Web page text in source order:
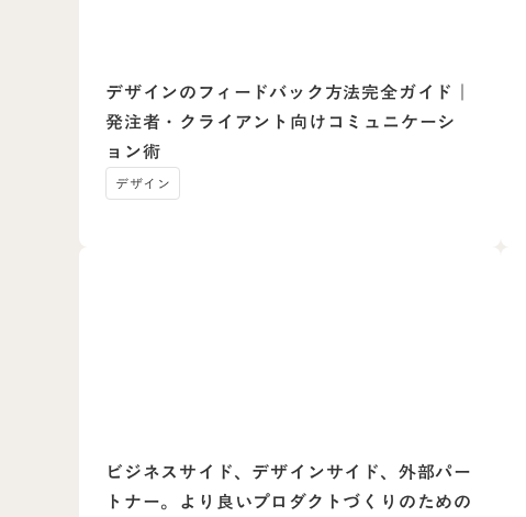
デザインのフィードバック方法完全ガイド｜
発注者・クライアント向けコミュニケーシ
ョン術
デザイン
ビジネスサイド、デザインサイド、外部パー
トナー。より良いプロダクトづくりのための